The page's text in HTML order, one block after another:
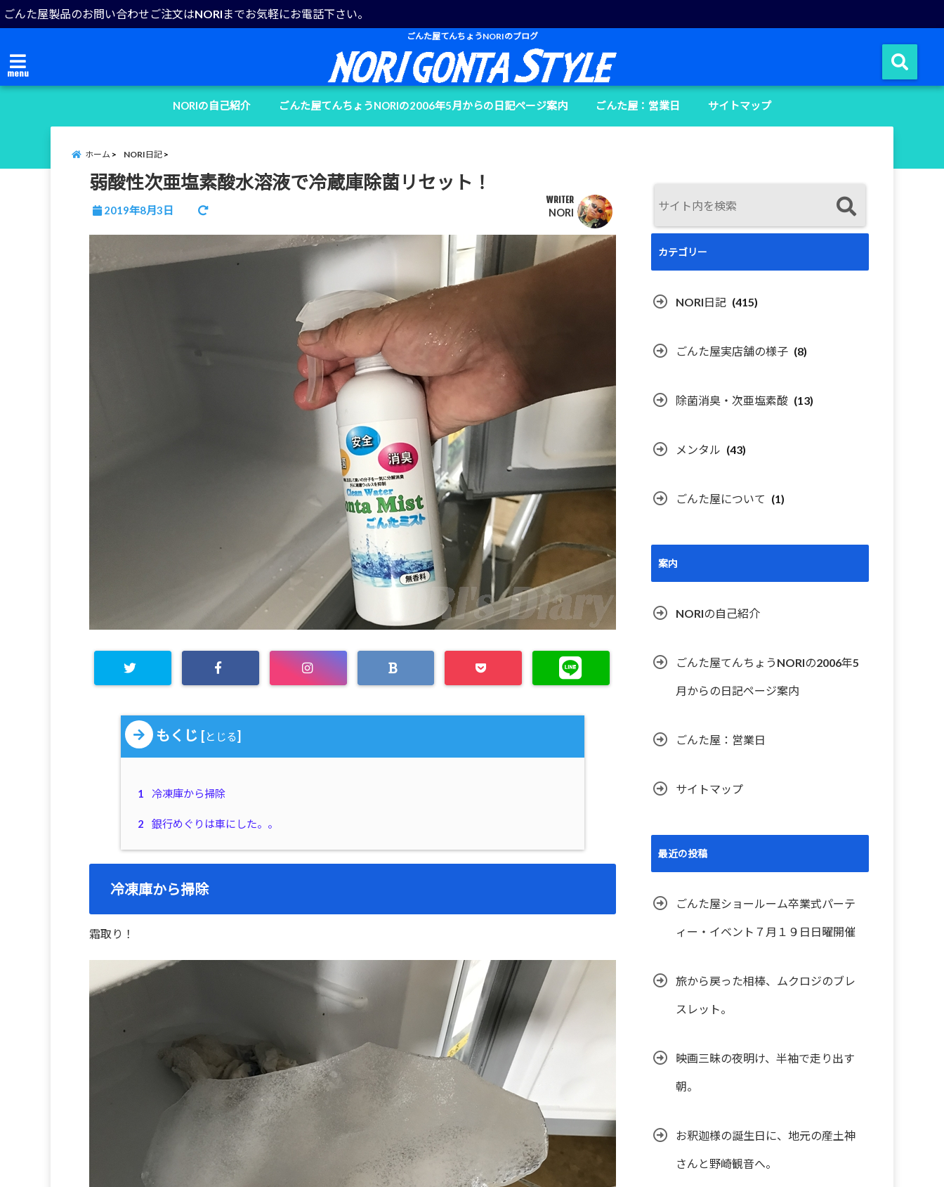
ごんた屋製品のお問い合わせご注文はNORIまでお気軽にお電話下さい。
ごんた屋てんちょうNORIのブログ
menu
NORIの自己紹介 ごんた屋てんちょうNORIの2006年5月からの日記ページ案内 ごんた屋：営業日 サイトマップ
ホーム NORI日記
弱酸性次亜塩素酸水溶液で冷蔵庫除菌リセット！
2019年8月3日
WRITER
NORI
もくじ [とじる]
1 冷凍庫から掃除
2 銀行めぐりは車にした。。
冷凍庫から掃除
霜取り！
カテゴリー
NORI日記 (415)
ごんた屋実店舗の様子 (8)
除菌消臭・次亜塩素酸 (13)
メンタル (43)
ごんた屋について (1)
案内
NORIの自己紹介
ごんた屋てんちょうNORIの2006年5
月からの日記ページ案内
ごんた屋：営業日
サイトマップ
最近の投稿
ごんた屋ショールーム卒業式パーテ
ィー・イベント７月１９日日曜開催
旅から戻った相棒、ムクロジのブレ
スレット。
映画三昧の夜明け、半袖で走り出す
朝。
お釈迦様の誕生日に、地元の産土神
さんと野崎観音へ。